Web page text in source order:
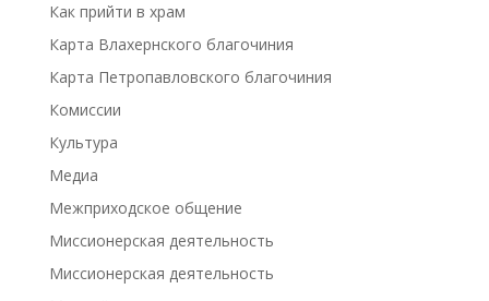
Как прийти в храм
Карта Влахернского благочиния
Карта Петропавловского благочиния
Комиссии
Культура
Медиа
Межприходское общение
Миссионерская деятельность
Миссионерская деятельность